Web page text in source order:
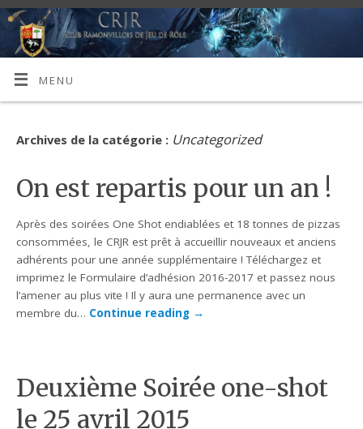
MENU
Archives de la catégorie : Uncategorized
On est repartis pour un an !
Après des soirées One Shot endiablées et 18 tonnes de pizzas
consommées, le CRJR est prêt à accueillir nouveaux et anciens
adhérents pour une année supplémentaire ! Téléchargez et
imprimez le Formulaire d’adhésion 2016-2017 et passez nous
l’amener au plus vite ! Il y aura une permanence avec un
membre du… Continue reading →
Deuxième Soirée one-shot
le 25 avril 2015